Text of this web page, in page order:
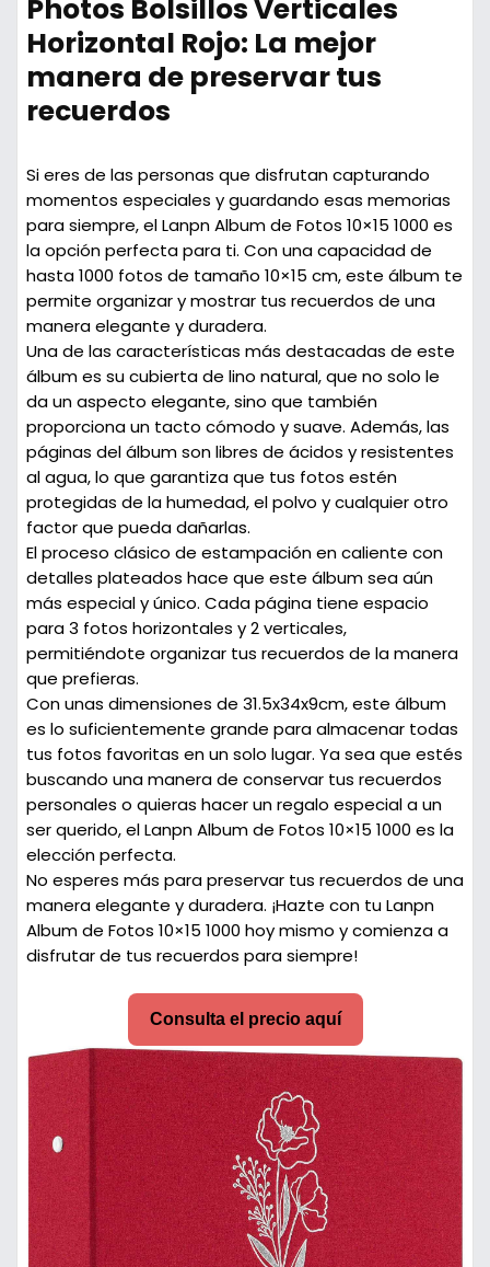
Photos Bolsillos Verticales
Horizontal Rojo: La mejor
manera de preservar tus
recuerdos
Si eres de las personas que disfrutan capturando
momentos especiales y guardando esas memorias
para siempre, el Lanpn Album de Fotos 10×15 1000 es
la opción perfecta para ti. Con una capacidad de
hasta 1000 fotos de tamaño 10×15 cm, este álbum te
permite organizar y mostrar tus recuerdos de una
manera elegante y duradera.
Una de las características más destacadas de este
álbum es su cubierta de lino natural, que no solo le
da un aspecto elegante, sino que también
proporciona un tacto cómodo y suave. Además, las
páginas del álbum son libres de ácidos y resistentes
al agua, lo que garantiza que tus fotos estén
protegidas de la humedad, el polvo y cualquier otro
factor que pueda dañarlas.
El proceso clásico de estampación en caliente con
detalles plateados hace que este álbum sea aún
más especial y único. Cada página tiene espacio
para 3 fotos horizontales y 2 verticales,
permitiéndote organizar tus recuerdos de la manera
que prefieras.
Con unas dimensiones de 31.5x34x9cm, este álbum
es lo suficientemente grande para almacenar todas
tus fotos favoritas en un solo lugar. Ya sea que estés
buscando una manera de conservar tus recuerdos
personales o quieras hacer un regalo especial a un
ser querido, el Lanpn Album de Fotos 10×15 1000 es la
elección perfecta.
No esperes más para preservar tus recuerdos de una
manera elegante y duradera. ¡Hazte con tu Lanpn
Album de Fotos 10×15 1000 hoy mismo y comienza a
disfrutar de tus recuerdos para siempre!
Consulta el precio aquí